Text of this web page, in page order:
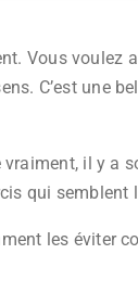
Vous voulez
C’est une
il y a
qui semblent
les éviter